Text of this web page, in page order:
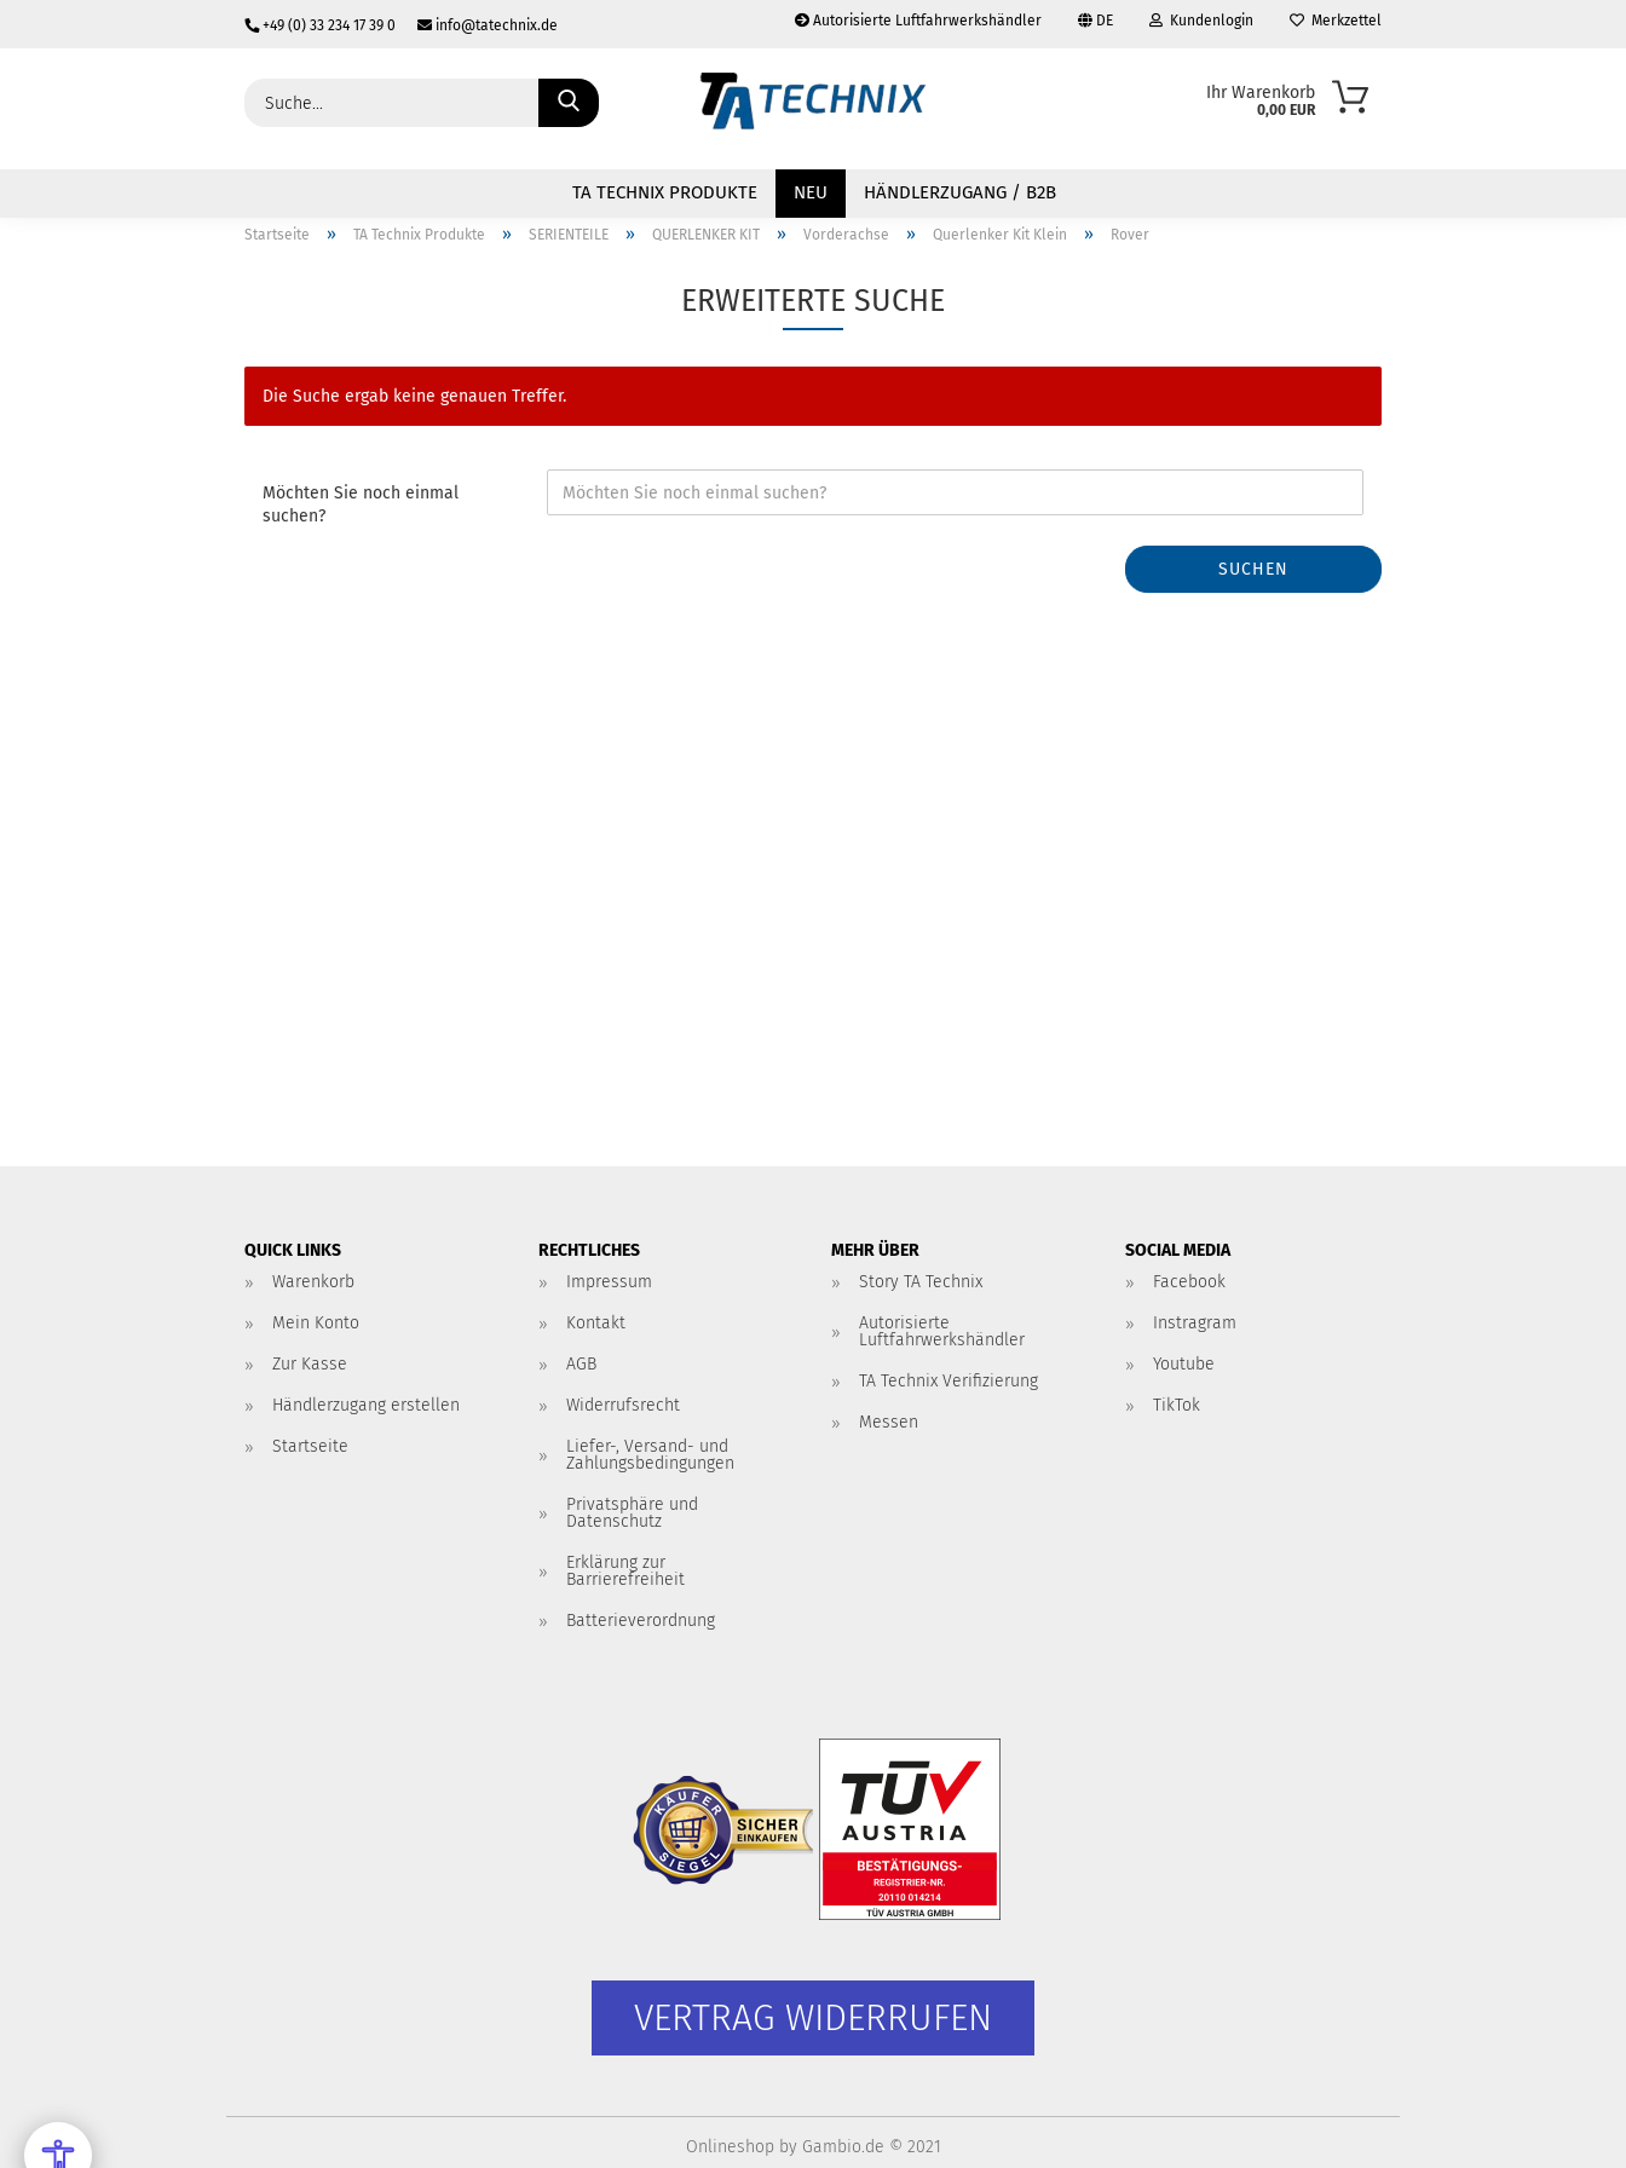
+49 (0) 33 234 17 39 0 info@tatechnix.de Autorisierte Luftfahrwerkshändler DE
Sprache auswählen
Kundenlogin
Konto erstellen
Merkzettel
Ihr Warenkorb
0,00 EUR
TA TECHNIX PRODUKTE NEU HÄNDLERZUGANG / B2B
Startseite » TA Technix Produkte » SERIENTEILE » QUERLENKER KIT » Vorderachse » Querlenker Kit Klein » Rover
ERWEITERTE SUCHE
Die Suche ergab keine genauen Treffer.
Möchten Sie noch einmal
suchen?
SUCHEN
QUICK LINKS
Warenkorb
Mein Konto
Zur Kasse
Händlerzugang erstellen
Startseite
RECHTLICHES
Impressum
Kontakt
AGB
Widerrufsrecht
Liefer-, Versand- und
Zahlungsbedingungen
Privatsphäre und
Datenschutz
Erklärung zur
Barrierefreiheit
Batterieverordnung
MEHR ÜBER
Story TA Technix
Autorisierte
Luftfahrwerkshändler
TA Technix Verifizierung
Messen
SOCIAL MEDIA
Facebook
Instragram
Youtube
TikTok
VERTRAG WIDERRUFEN
Onlineshop by Gambio.de © 2021